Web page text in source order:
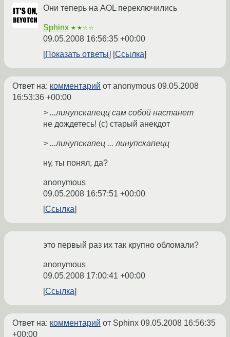
Они теперь на AOL переключились
Sphinx ★★☆☆
09.05.2008 16:56:35 +00:00
Показать ответы
Ссылка
Ответ на: комментарий от anonymous 09.05.2008
16:53:36 +00:00
> ...линупскапецц сам собой настанет
не дождетесь! (с) старый анекдот
> ...линупскапец ... линупскапецц
ну, ты понял, да?
anonymous
09.05.2008 16:57:51 +00:00
Ссылка
это первый раз их так крупно обломали?
anonymous
09.05.2008 17:00:41 +00:00
Ссылка
Ответ на: комментарий от Sphinx 09.05.2008 16:56:35
+00:00